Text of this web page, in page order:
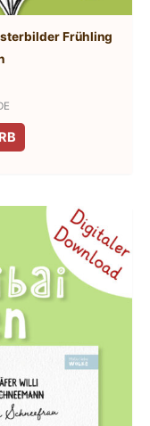
Frühling
€.